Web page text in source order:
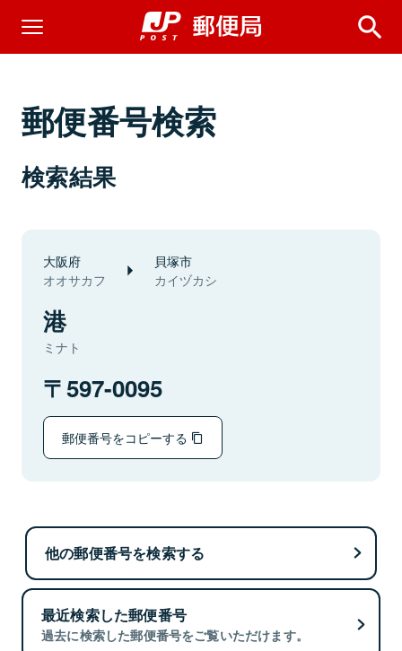
郵便番号検索
検索結果
大阪府
オオサカフ
貝塚市
カイヅカシ
港
ミナト
597-0095
郵便番号をコピーする
他の郵便番号を検索する
最近検索した郵便番号
過去に検索した郵便番号をご覧いただけます。